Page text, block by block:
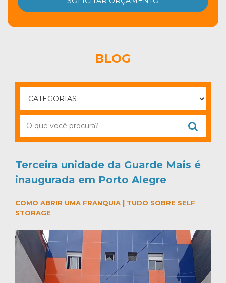
BLOG
Terceira unidade da Guarde Mais é
inaugurada em Porto Alegre
COMO ABRIR UMA FRANQUIA | TUDO SOBRE SELF
STORAGE